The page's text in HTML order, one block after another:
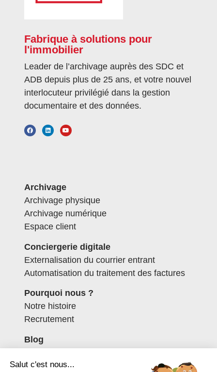
Fabrique à solutions pour
l'immobilier
Leader de l’archivage auprès des SDC et
ADB depuis plus de 25 ans, et votre nouvel
interlocuteur privilégié dans la gestion
documentaire et des données.
Archivage
Archivage physique
Archivage numérique
Espace client
Conciergerie digitale
Externalisation du courrier entrant
Automatisation du traitement des factures
Pourquoi nous ?
Notre histoire
Recrutement
Blog
Espace client
Salut c'est nous...